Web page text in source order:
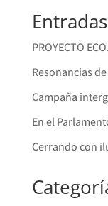
PROYECTO
Resonancias de
Campaña
En el
Cerrando con